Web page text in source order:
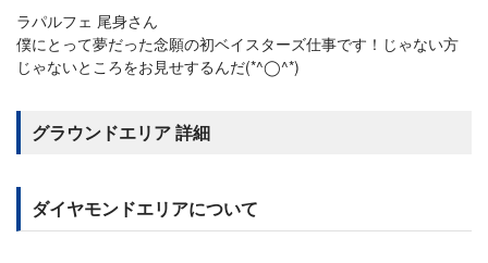
ラパルフェ 尾身さん
僕にとって夢だった念願の初ベイスターズ仕事です！じゃない方
じゃないところをお見せするんだ(*^◯^*)
グラウンドエリア 詳細
ダイヤモンドエリアについて